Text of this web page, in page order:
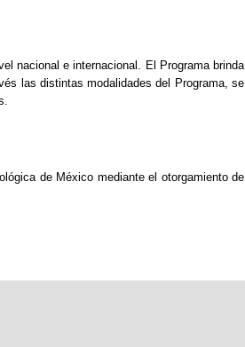
nacional e internacional. El Programa brinda
las distintas modalidades del Programa, se
de México mediante el otorgamiento de